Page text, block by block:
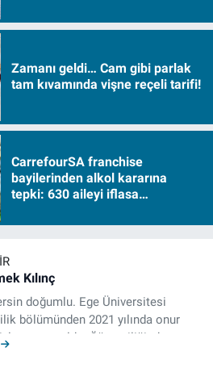
Zamanı geldi… Cam gibi parlak
tam kıvamında vişne reçeli tarifi!
CarrefourSA franchise
bayilerinden alkol kararına
tepki: 630 aileyi iflasa
Kılınç
doğumlu. Ege Üniversitesi
bölümünden 2021 yılında onur
mezun oldu. Öğrenciliğinde
dışında kapatılana kadar Artı TV